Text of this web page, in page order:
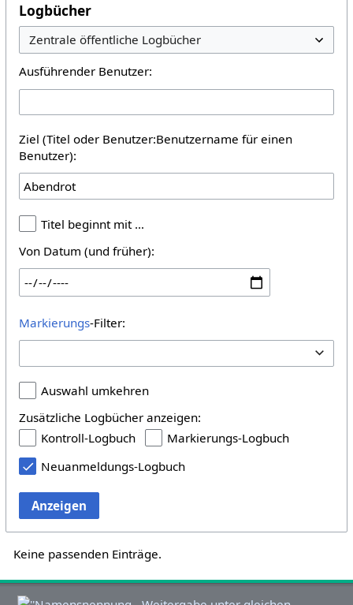
Logbücher
Ausführender Benutzer:
Ziel (Titel oder Benutzer:Benutzername für einen
Benutzer):
Titel beginnt mit …
Von Datum (und früher):
Markierungs-Filter:
Auswahl umkehren
Zusätzliche Logbücher anzeigen:
Kontroll-Logbuch
Markierungs-Logbuch
Neuanmeldungs-Logbuch
Anzeigen
Keine passenden Einträge.